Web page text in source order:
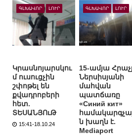
ԳԼԽԱՎՈՐ ԼՈՒՐ
Կրասնոյարսկու
մ ուսուցչին
շփոթել են
քվադրոբերի
հետ.
ՏԵՍԱՆՅՈւԹ
15:41-18.10.24
ԳԼԽԱՎՈՐ ԼՈՒՐ
15-ամյա
Ներսիսյանի
մահվան
պատճառը
«Синий кит»
ն խաղն է.
Mediaport